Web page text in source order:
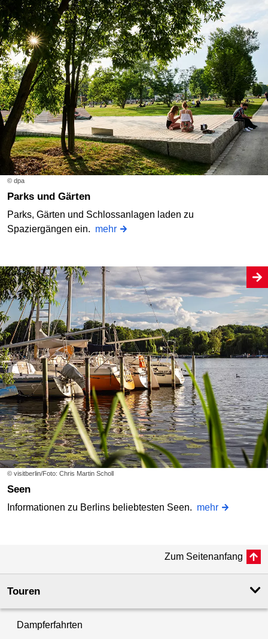
© dpa
Parks und Gärten
Parks, Gärten und Schlossanlagen laden zu
Spaziergängen ein. mehr
© visitberlin/Foto: Chris Martin Scholl
Seen
Informationen zu Berlins beliebtesten Seen. mehr
Zum Seitenanfang
Touren
Dampferfahrten